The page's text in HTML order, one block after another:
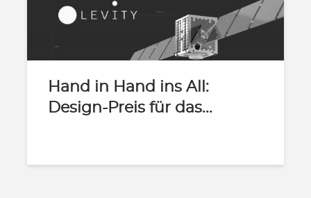
Hand in Hand ins All:
Design-Preis für das...